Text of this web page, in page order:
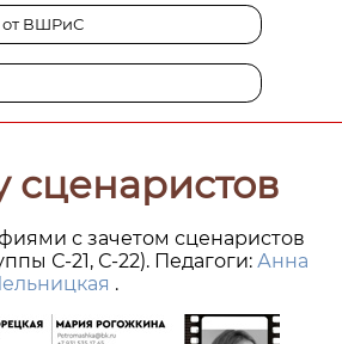
от ВШРиС
сценаристов
с зачетом сценаристов
С-21, С-22). Педагоги:Анна
.